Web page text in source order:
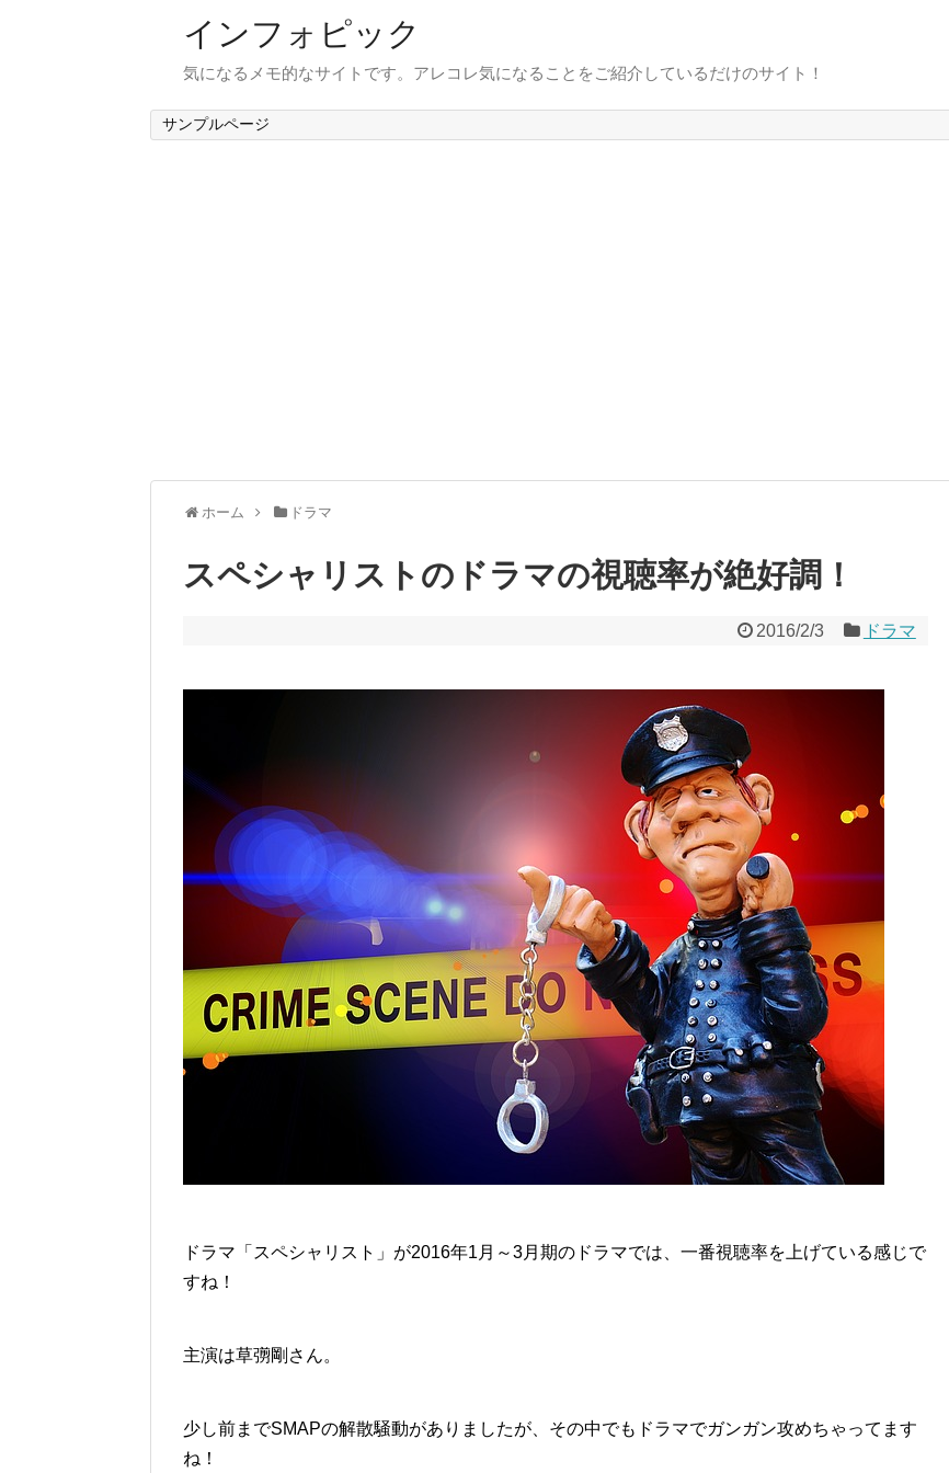
インフォピック
気になるメモ的なサイトです。アレコレ気になることをご紹介しているだけのサイト！
サンプルページ
ホーム ドラマ
スペシャリストのドラマの視聴率が絶好調！
2016/2/3 ドラマ
ドラマ「スペシャリスト」が2016年1月～3月期のドラマでは、一番視聴率を上げている感じで
すね！
主演は草彅剛さん。
少し前までSMAPの解散騒動がありましたが、その中でもドラマでガンガン攻めちゃってます
ね！